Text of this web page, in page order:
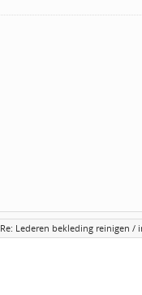
Re: Lederen bekleding reinigen /